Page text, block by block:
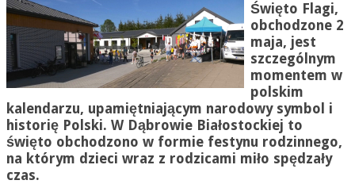
Święto Flagi,
obchodzone 2
maja, jest
szczególnym
momentem w
polskim
kalendarzu, upamiętniającym narodowy symbol i
historię Polski. W Dąbrowie Białostockiej to
święto obchodzono w formie festynu rodzinnego,
na którym dzieci wraz z rodzicami miło spędzały
czas.